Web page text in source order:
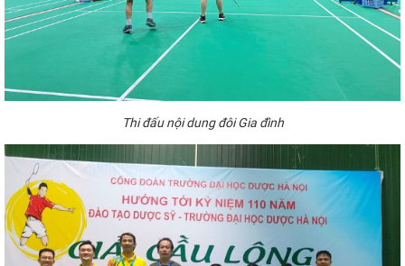
Thi đấu nội dung đôi Gia đình